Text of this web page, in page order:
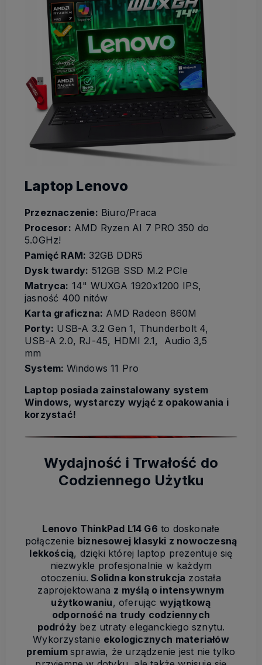
Laptop Lenovo
Przeznaczenie: Biuro/Praca
Procesor: AMD Ryzen AI 7 PRO 350 do
5.0GHz!
Pamięć RAM: 32GB DDR5
Dysk twardy: 512GB SSD M.2 PCIe
Matryca: 14" WUXGA 1920x1200 IPS,
jasność 400 nitów
Karta graficzna: AMD Radeon 860M
Porty: USB-A 3.2 Gen 1, Thunderbolt 4,
USB-A 2.0, RJ-45, HDMI 2.1, Audio 3,5
mm
System: Windows 11 Pro
Laptop posiada zainstalowany system
Windows, wystarczy wyjąć z opakowania i
korzystać!
Wydajność i Trwałość do
Codziennego Użytku
Lenovo ThinkPad L14 G6 to doskonałe
połączenie biznesowej klasyki z nowoczesną
lekkością, dzięki której laptop prezentuje się
niezwykle profesjonalnie w każdym
otoczeniu. Solidna konstrukcja została
zaprojektowana z myślą o intensywnym
użytkowaniu, oferując wyjątkową
odporność na trudy codziennych
podróży bez utraty eleganckiego sznytu.
Wykorzystanie ekologicznych materiałów
premiumsprawia, że urządzenie jest nie tylko